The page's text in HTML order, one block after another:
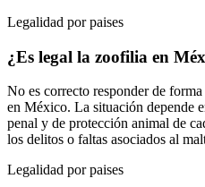
Legalidad por paises
¿Es legal la zoofilia en
No es correcto responder de
en México. La situación depende
penal y de protección animal de
los delitos o faltas asociados al
Legalidad por paises